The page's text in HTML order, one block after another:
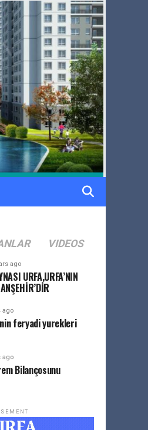
VIDEOS
ago
URFA,URFA’NIN
ago
feryadi yurekleri
ago
Bilançosunu